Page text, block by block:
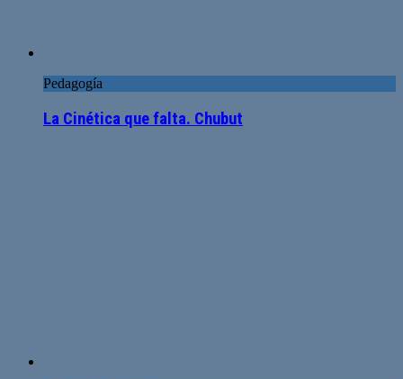
Pedagogía
La Cinética que falta. Chubut